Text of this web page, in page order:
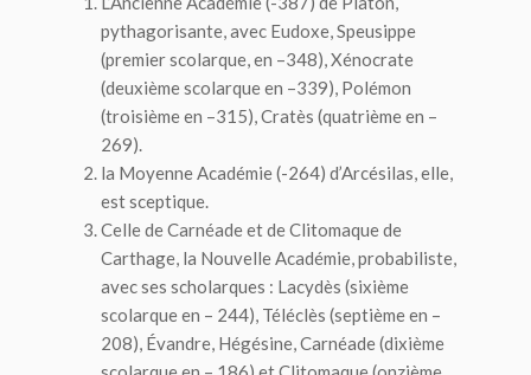
pythagorisante, avec Eudoxe, Speusippe
(premier scolarque, en –348), Xénocrate
(deuxième scolarque en –339), Polémon
(troisième en –315), Cratès (quatrième en –
269).
la Moyenne Académie (-264) d’Arcésilas, elle,
est sceptique.
Celle de Carnéade et de Clitomaque de
Carthage, la Nouvelle Académie, probabiliste,
avec ses scholarques : Lacydès (sixième
scolarque en – 244), Téléclès (septième en –
208), Évandre, Hégésine, Carnéade (dixième